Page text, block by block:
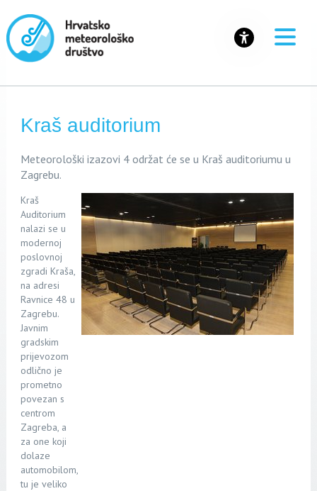
Kraš auditorium
Meteorološki izazovi 4 održat će se u Kraš auditoriumu u
Zagrebu.
Kraš
Auditorium
nalazi se u
modernoj
poslovnoj
zgradi Kraša,
na adresi
Ravnice 48 u
Zagrebu.
Javnim
gradskim
prijevozom
odlično je
prometno
povezan s
centrom
Zagreba, a
za one koji
dolaze
automobilom,
tu je veliko